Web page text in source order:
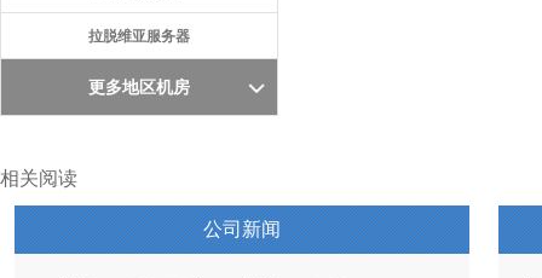
拉脱维亚服务器
更多地区机房
相关阅读
公司新闻